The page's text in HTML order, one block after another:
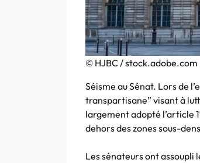
© HJBC / stock.adobe.com
Séisme au Sénat. Lors de
transpartisane” visant à
largement adopté l’article 1
dehors des zones sous-
Les sénateurs ont